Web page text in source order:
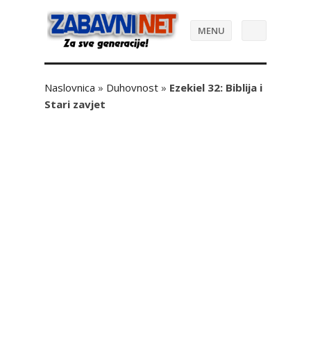
MENU
Naslovnica » Duhovnost » Ezekiel 32: Biblija i
Stari zavjet